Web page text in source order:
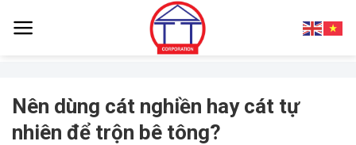
Nên dùng cát nghiền hay cát tự
nhiên để trộn bê tông?